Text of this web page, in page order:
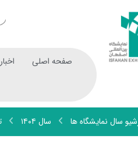
صفحه اصلی اخبار
سال نمایشگاه ها سال ۱۴۰۴